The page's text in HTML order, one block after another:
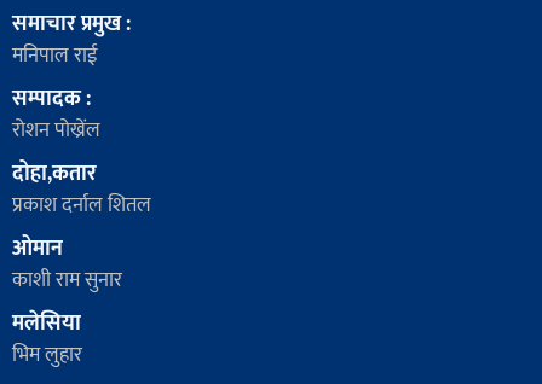
समाचार प्रमुख :
मनिपाल राई
सम्पादक :
रोशन पोख्रेंल
दोहा,कतार
प्रकाश दर्नाल शितल
ओमान
काशी राम सुनार
मलेसिया
भिम लुहार